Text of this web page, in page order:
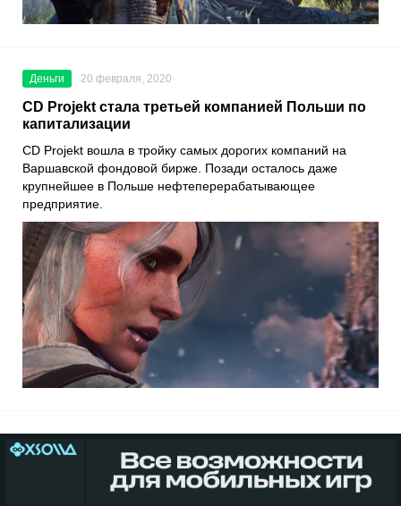
Деньги 20 февраля, 2020
CD Projekt стала третьей компанией Польши по
капитализации
CD Projekt вошла в тройку самых дорогих компаний на
Варшавской фондовой бирже. Позади осталось даже
крупнейшее в Польше нефтеперерабатывающее
предприятие.